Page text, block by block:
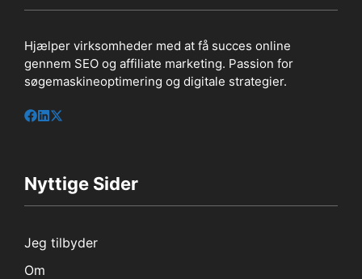
Hjælper virksomheder med at få succes online
gennem SEO og affiliate marketing. Passion for
søgemaskineoptimering og digitale strategier.
Nyttige Sider
Jeg tilbyder
Om